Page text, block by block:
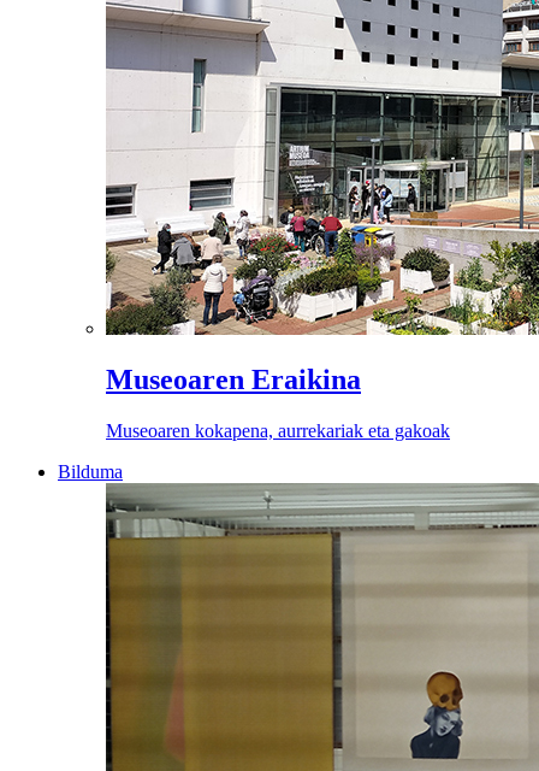
Museoaren Eraikina
Museoaren kokapena, aurrekariak eta gakoak
Bilduma